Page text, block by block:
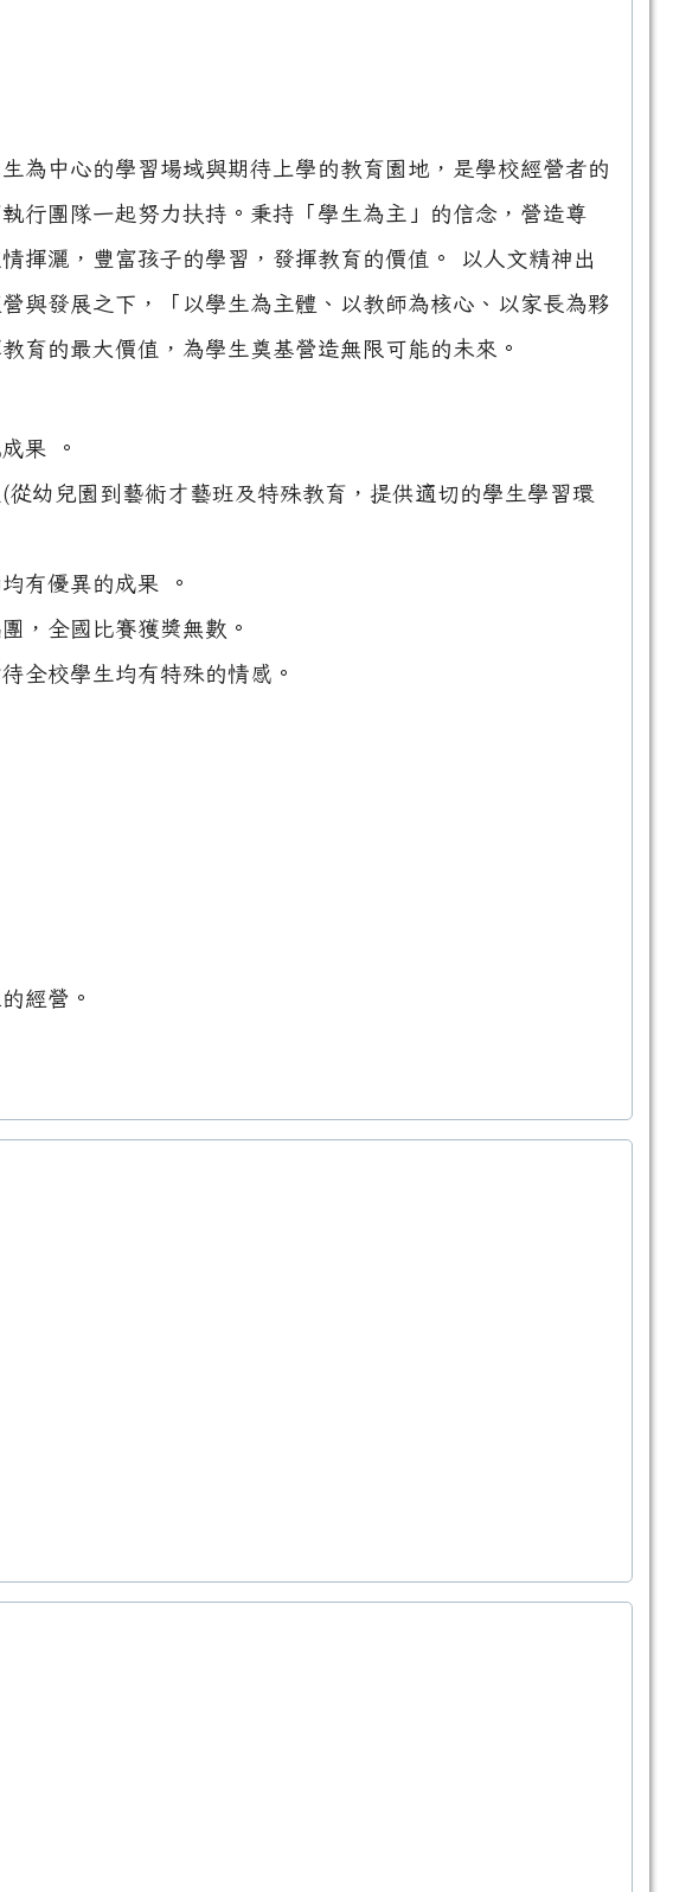
為中心的學習場域與期待上學的教育園地，是學校經營者的
行團隊一起努力扶持。秉持「學生為主」的信念，營造尊
揮灑，豐富孩子的學習，發揮教育的價值。 以人文精神出
與發展之下，「以學生為主體、以教師為核心、以家長為夥
育的最大價值，為學生奠基營造無限可能的未來。
果 。
幼兒園到藝術才藝班及特殊教育，提供適切的學生學習環
有優異的成果 。
，全國比賽獲獎無數。
全校學生均有特殊的情感。
經營。